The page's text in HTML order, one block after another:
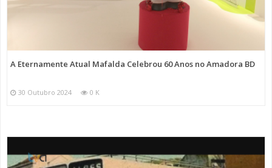
A Eternamente Atual Mafalda Celebrou 60 Anos no Amadora BD
30 Outubro 2024 0 K